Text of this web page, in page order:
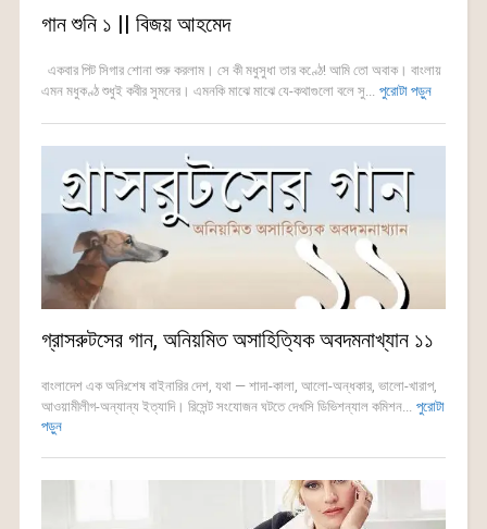
গান শুনি ১ || বিজয় আহমেদ
একবার পিট সিগার শোনা শুরু করলাম। সে কী মধুসুধা তার কণ্ঠে! আমি তো অবাক। বাংলায়
এমন মধুকণ্ঠ শুধুই কবীর সুমনের। এমনকি মাঝে মাঝে যে-কথাগুলো বলে সু... পুরোটা পড়ুন
গ্রাসরুটসের গান, অনিয়মিত অসাহিত্যিক অবদমনাখ্যান ১১
বাংলাদেশ এক অনিঃশেষ বাইনারির দেশ, যথা — শাদা-কালা, আলো-অন্ধকার, ভালো-খারাপ,
আওয়ামীলীগ-অন্যান্য ইত্যাদি। রিসেন্ট সংযোজন ঘটতে দেখসি ডিভিশন্যাল কমিশন... পুরোটা
পড়ুন